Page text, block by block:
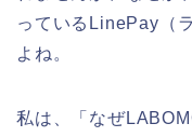
っているLinePay（
よね。
私は、「なぜ